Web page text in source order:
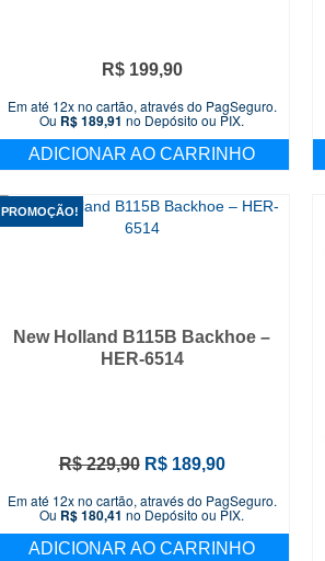
R$199,90
Em até 12x no cartão, através do PagSeguro.
Ou R$189,91 no Depósito ou PIX.
ADICIONAR AO CARRINHO
PROMOÇÃO!
New Holland B115B Backhoe –
HER-6514
R$229,90 O
original
era:
R$ 229,90.
R$189,90O
atual
R$ 189,90.
Em até 12x no cartão, através do PagSeguro.
Ou R$180,41 no Depósito ou PIX.
ADICIONAR AO CARRINHO